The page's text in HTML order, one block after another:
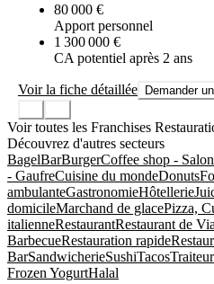
80 000 €
Apport personnel
1 300 000 €
CA potentiel après 2 ans
Voir la fiche détaillée Demander
Voir toutes les Franchises
Découvrez d'autres secteurs
BagelBarBurgerCoffee shop -
- GaufreCuisine du mondeDonuts
ambulanteGastronomieHôtellerie
domicileMarchand de glacePizza,
italienneRestaurantRestaurant de
BarbecueRestauration rapide
BarSandwicherieSushiTacosTraiteur
Frozen YogurtHalal